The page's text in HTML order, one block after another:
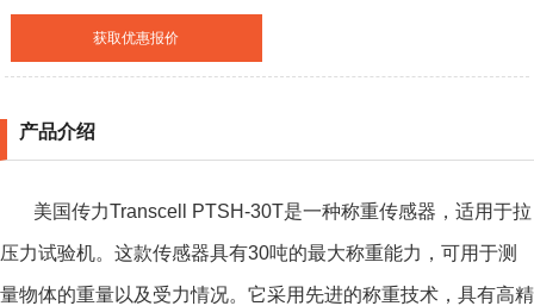
获取优惠报价
产品介绍
美国传力Transcell PTSH-30T是一种称重传感器，适用于拉
压力试验机。这款传感器具有30吨的最大称重能力，可用于测
量物体的重量以及受力情况。它采用先进的称重技术，具有高精